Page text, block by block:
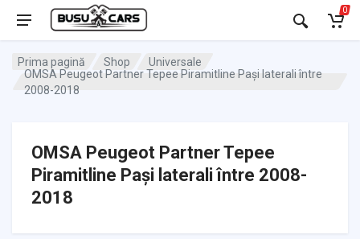
0
Prima pagină Shop
Universale
OMSA Peugeot Partner Tepee Piramitline Pași laterali între
2008-2018
OMSA Peugeot Partner Tepee
Piramitline Pași laterali între 2008-
2018